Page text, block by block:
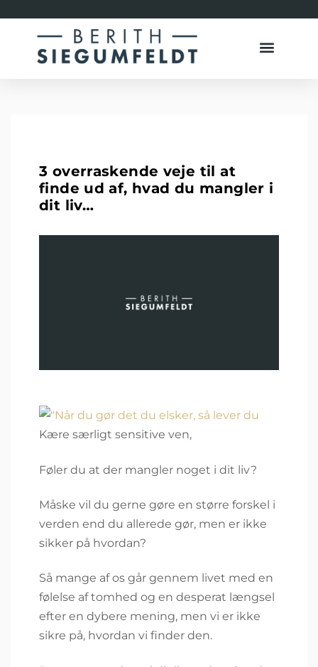
3 overraskende veje til at
finde ud af, hvad du mangler i
dit liv…
Kære særligt sensitive ven,
Føler du at der mangler noget i dit liv?
Måske vil du gerne gøre en større forskel i
verden end du allerede gør, men er ikke
sikker på hvordan?
Så mange af os går gennem livet med en
følelse af tomhed og en desperat længsel
efter en dybere mening, men vi er ikke
sikre på, hvordan vi finder den.